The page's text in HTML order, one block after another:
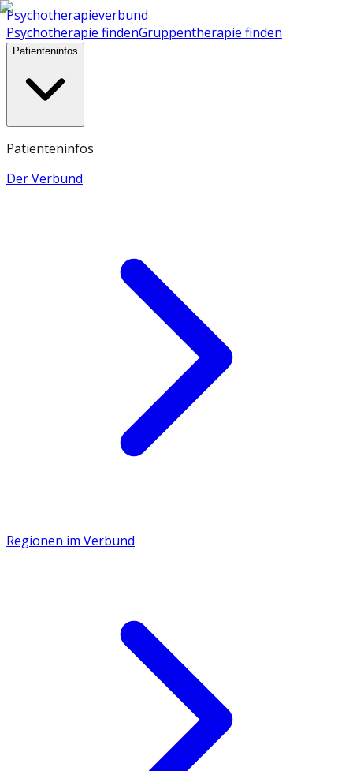
Psychotherapieverbund
Psychotherapie findenGruppentherapie finden
Patienteninfos
Patienteninfos
Der Verbund
Regionen im Verbund